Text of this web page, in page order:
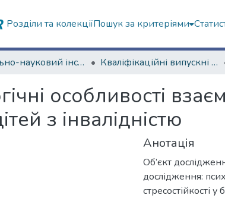
Розділи та колекціїПошук за критеріями
Навчально-науковий інститут «Українська інженерно-педагогічна академія» Кваліфікаційні випускні роботи магістрів. Навчально-науковий інститут «Українська інженерно-педагогічна академія»
особливості
з інвалідністю
Анотація
Об’єкт
дослідження:
стресостійкості